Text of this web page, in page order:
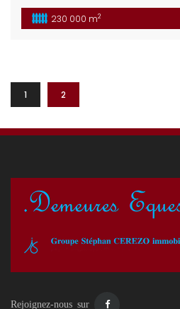
bressane dispose de terrains et
seul tenant, avec un étang.
230 000 m2
1 2
Rejoignez-nous sur